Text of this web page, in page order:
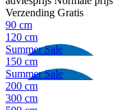
Verzending Gratis
90 cm
120 cm
Summer Sale
150 cm
Summer Sale
200 cm
300 cm